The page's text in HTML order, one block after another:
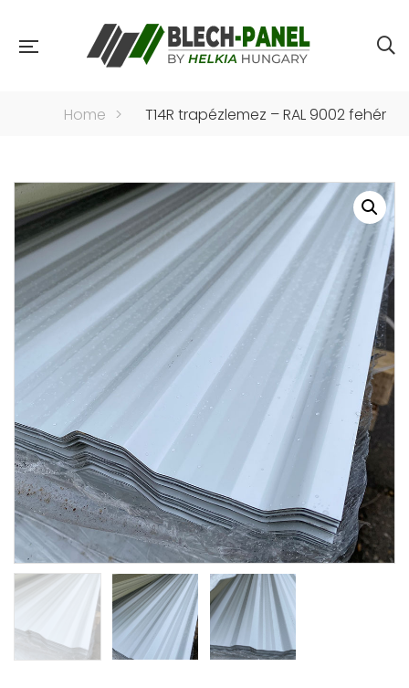
Home > T14R trapézlemez – RAL 9002 fehér